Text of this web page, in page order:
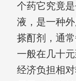
个药它究竟
液，是一种
搽酊剂，通
一般在几十
经济负担相